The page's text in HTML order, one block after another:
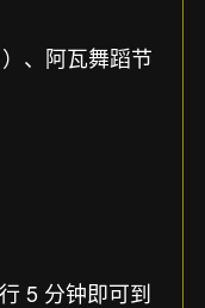
、阿瓦舞蹈节
5 分钟即可到